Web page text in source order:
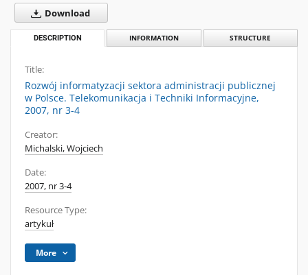
Download
DESCRIPTION INFORMATION STRUCTURE
Title:
Rozwój informatyzacji sektora administracji publicznej
w Polsce. Telekomunikacja i Techniki Informacyjne,
2007, nr 3-4
Creator:
Michalski, Wojciech
Date:
2007, nr 3-4
Resource Type:
artykuł
More